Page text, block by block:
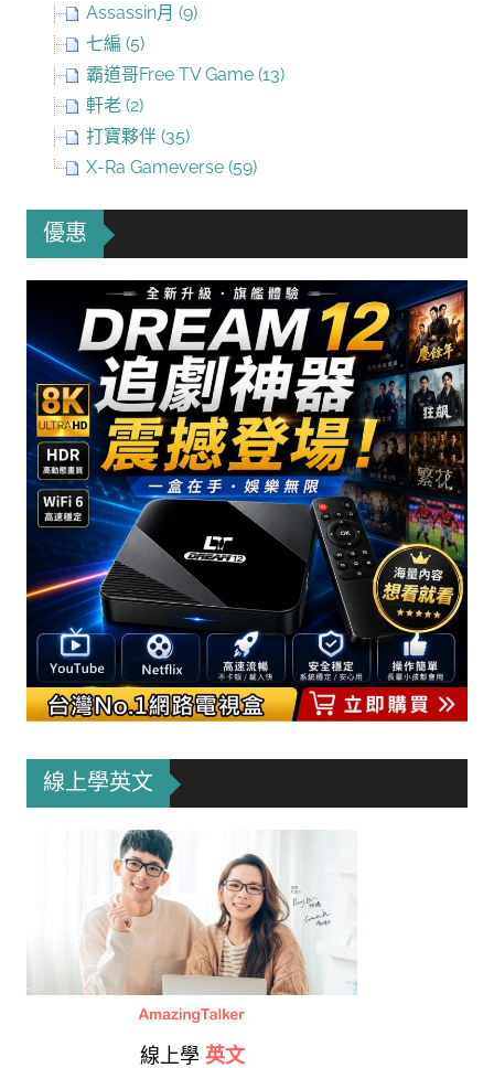
Assassin月 (9)
七編 (5)
霸道哥Free TV Game (13)
軒老 (2)
打寶夥伴 (35)
X-Ra Gameverse (59)
優惠
線上學英文
線上學 英文